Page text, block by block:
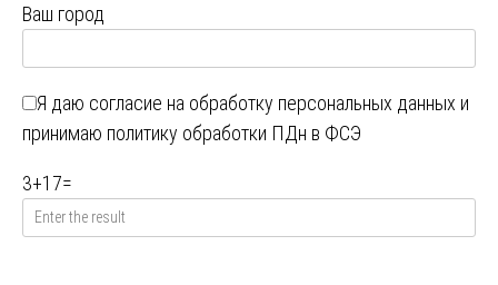
Ваш город
Я даю согласие на обработку персональных данных и
принимаю политику обработки ПДн в ФСЭ
3+17=